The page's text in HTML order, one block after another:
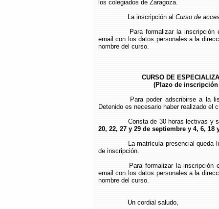
los colegiados de Zaragoza.
La inscripción al Curso de
Para formalizar la inscripción
email con los datos personales a la
nombre del curso.
CURSO DE
(Plazo de
Para poder adscribirse a la
Detenido es necesario haber realizado el
Consta de 30 horas lectivas y
20, 22, 27 y 29 de septiembre y 4, 6, 18
La matrícula presencial queda
de inscripción.
Para formalizar la inscripción
email con los datos personales a la
nombre del curso.
Un cordial saludo,